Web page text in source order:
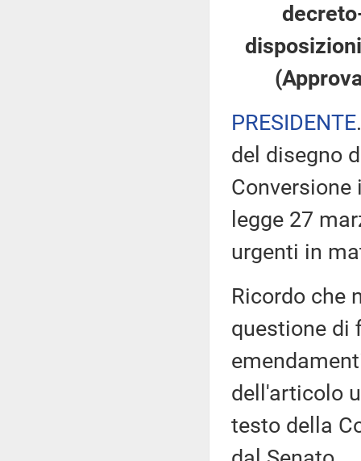
PRESIDENTE
del disegno
Conversione
legge 27
urgenti in
Ricordo che
questione di
dell'articolo
testo della